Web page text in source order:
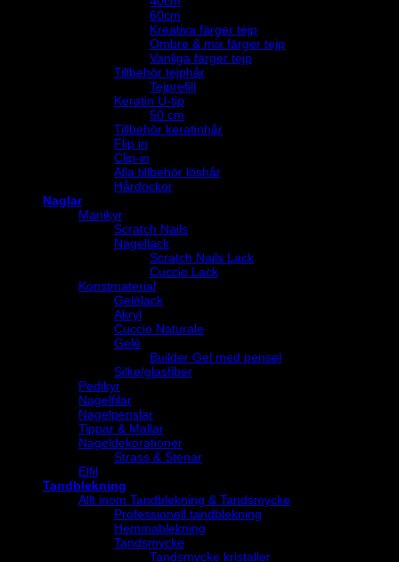
60cm
Kreativa färger tejp
Ombre & mix färger tejp
Vanliga färger tejp
Tillbehör tejphår
Tejprefill
Keratin U-tip
50 cm
Tillbehör keratinhår
Flip in
Clip-in
Alla tillbehör löshår
Hårdockor
Naglar
Manikyr
Scratch Nails
Nagellack
Scratch Nails Lack
Cuccio Lack
Konstmaterial
Gelélack
Akryl
Cuccio Naturale
Gelé
Builder Gel med pensel
Silke/glasfiber
Pedikyr
Nagelfilar
Nagelpenslar
Tippar & Mallar
Nageldekorationer
Strass & Stenar
Elfil
Tandblekning
Allt inom Tandblekning & Tandsmycke
Professionell tandblekning
Hemmablekning
Tandsmycke
Tandsmycke kristaller